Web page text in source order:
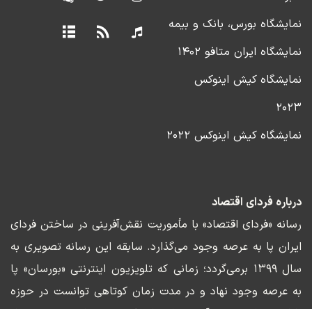
نمایشگاه بورس، بانک و بیمه
نمایشگاه ایران متافو ۱۴۰۲
نمایشگاه کیش اینوکس
۲۰۲۳
نمایشگاه کیش اینوکس ۲۰۲۲
درباره فردای اقتصاد
رسانه «فردای اقتصاد» با مأموریت نقش‌آفرینی در ساختن فردای
ایران پا به عرصه وجود می‌گذارد. سابقه این رسانه تصویری به
سال ۱۳۹۹ برمی‌گردد؛ زمانی که تلویزیون اینترنتی «بورسان» پا
به عرصه وجود نهاد و در مدت زمان کوتاهی توانست در حوزه